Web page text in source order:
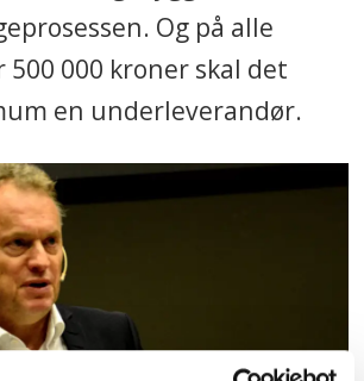
Og på alle
500 000 kroner skal det
en underleverandør.